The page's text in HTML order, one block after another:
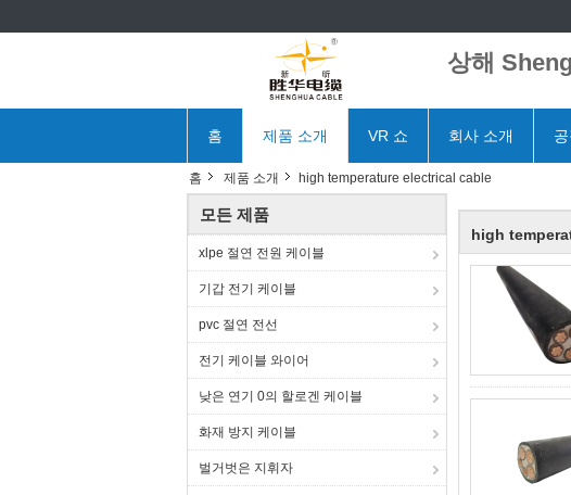
상해
홈 제품 소개 VR 쇼 회사 소개
홈 제품 소개 high temperature electrical cable
모든 제품
xlpe 절연 전원 케이블
기갑 전기 케이블
pvc 절연 전선
전기 케이블 와이어
낮은 연기 0의 할로겐 케이블
화재 방지 케이블
벌거벗은 지휘자
high